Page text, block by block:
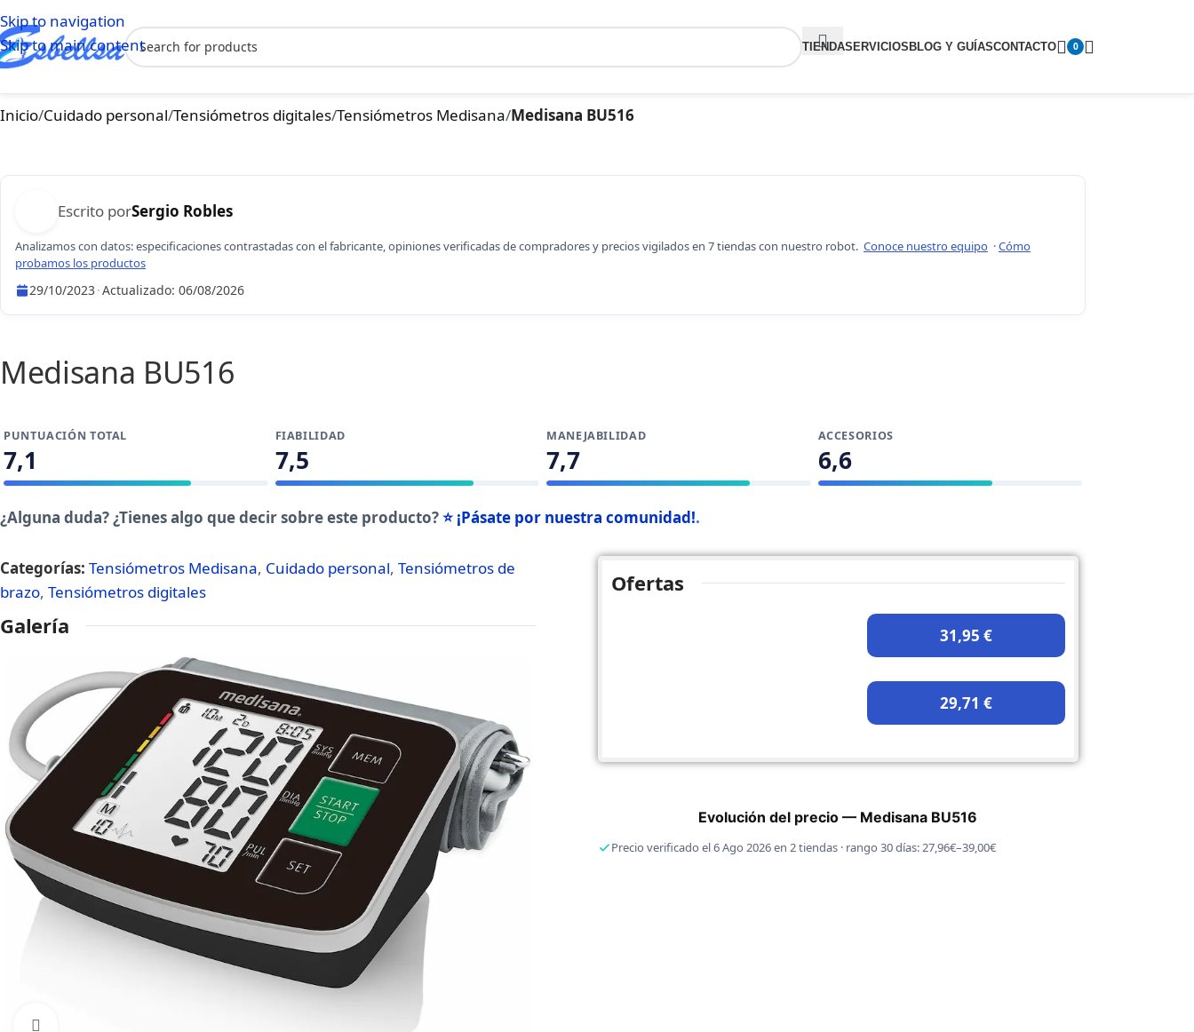
Skip to navigation
Skip to main content
TIENDASERVICIOSBLOG Y GUÍASCONTACTO 0
Inicio/Cuidado personal/Tensiómetros digitales/Tensiómetros Medisana/Medisana BU516
Escrito porSergio Robles
Analizamos con datos: especificaciones contrastadas con el fabricante, opiniones verificadas de compradores y precios vigilados en 7 tiendas con nuestro robot. Conoce nuestro equipo ·Cómo
probamos los productos
29/10/2023·Actualizado: 06/08/2026
Medisana BU516
PUNTUACIÓN TOTAL
7,1
FIABILIDAD
7,5
MANEJABILIDAD
7,7
ACCESORIOS
6,6
¿Alguna duda? ¿Tienes algo que decir sobre este producto?⭐ ¡Pásate por nuestra comunidad!.
Categorías: Tensiómetros Medisana, Cuidado personal, Tensiómetros de
brazo, Tensiómetros digitales
Galería
Ofertas
31,95 €
29,71 €
Evolución del precio — Medisana BU516
Precio verificado el 6 Ago 2026 en 2 tiendas · rango 30 días: 27,96€–39,00€